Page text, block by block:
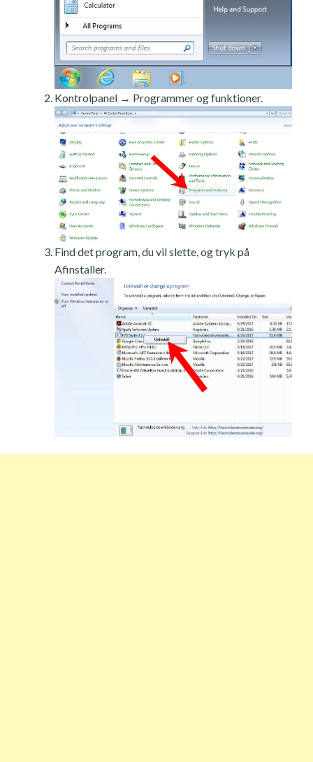
Kontrolpanel → Programmer og funktioner.
Find det program, du vil slette, og tryk på
Afinstaller.